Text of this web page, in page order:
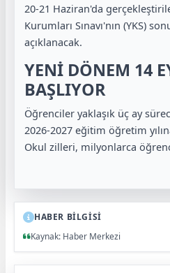
20-21 Haziran'da
Kurumları Sınavı'nın (YKS)
açıklanacak.
YENİ DÖNEM 14
BAŞLIYOR
Öğrenciler yaklaşık üç ay
2026-2027 eğitim öğretim
Okul zilleri, milyonlarca
HABER BİLGİSİ
Kaynak: Haber Merkezi